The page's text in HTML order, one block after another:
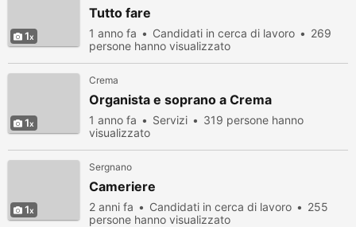
1
Tutto fare
1 anno fa Candidati in cerca di lavoro
269
persone hanno visualizzato
1
Crema
Organista e soprano a Crema
1 anno fa Servizi
319 persone hanno
visualizzato
1
Sergnano
Cameriere
2 anni fa Candidati in cerca di lavoro
255
persone hanno visualizzato